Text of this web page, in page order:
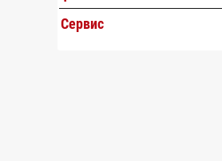
Сервис